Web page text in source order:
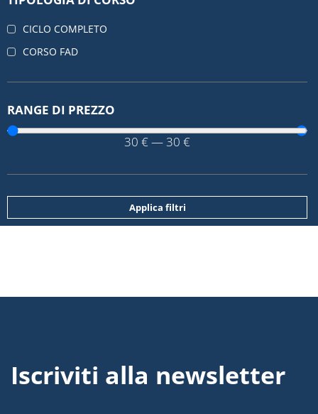
CICLO COMPLETO
CORSO FAD
RANGE DI PREZZO
30 € — 30 €
Applica filtri
Iscriviti alla newsletter